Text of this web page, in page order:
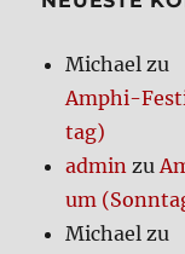
Michael zu
Amphi-
tag)
admin zu
um
Michael zu